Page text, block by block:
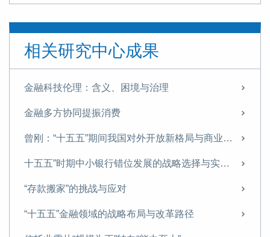
信托业需从“规模为王”转向“能力至上”
探索非银机构流动性支持，筑牢金融安全网
【专家观点】回归本源 促进信托业转型升级
曾刚 杨川：科技金融再思考——技术资产的架构与价值的金融化
相关研究中心成果
金融科技伦理：含义、困境与治理
金融多方协同提振消费
曾刚：“十五五”期间我国对外开放新格局与商业银行经营策略
十五五”时期中小银行错位发展的战略选择与实施路径
“存款搬家”的挑战与应对
“十五五”金融领域的战略布局与改革路径